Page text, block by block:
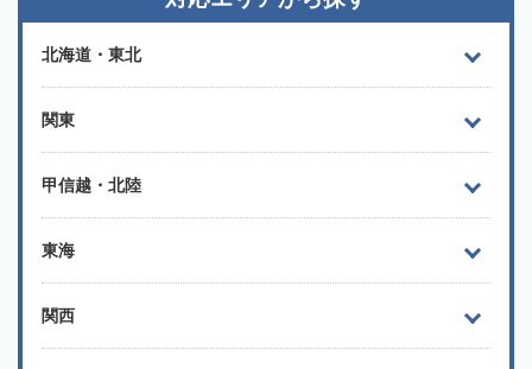
北海道・東北
関東
甲信越・北陸
東海
関西